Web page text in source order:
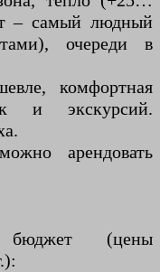
– самый людный
очереди в
комфортная
и экскурсий.
арендовать
(цены